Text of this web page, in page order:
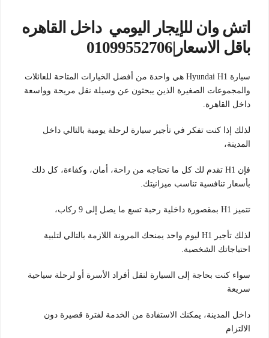
اتش وان للإيجار اليومي داخل القاهره
باقل الاسعار|01099552706
سيارة Hyundai H1 هي واحدة من أفضل الخيارات المتاحة للعائلات
والمجموعات الصغيرة الذين يبحثون عن وسيلة نقل مريحة وواسعة
داخل القاهرة.
لذلك إذا كنت تفكر في تأجير سيارة لرحلة يومية بالتالي داخل
المدينة،
فإن H1 تقدم لك كل ما تحتاجه من راحة، أمان، وكفاءة، كل ذلك
بأسعار تنافسية تناسب ميزانيتك.
تتميز H1 بمقصورة داخلية رحبة تسع ما يصل إلى 9 ركاب،
لذلك تأجير H1 ليوم واحد يمنحك المرونة اللازمة بالتالي لتلبية
احتياجاتك الشخصية.
سواء كنت بحاجة إلى السيارة لنقل أفراد الأسرة أو لرحلة سياحية
سريعة
داخل المدينة، يمكنك الاستفادة من الخدمة لفترة قصيرة دون
الالتزام